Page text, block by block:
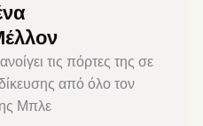
τις πόρτες της σε
από όλο τον
Μπλε